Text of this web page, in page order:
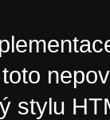
stylu